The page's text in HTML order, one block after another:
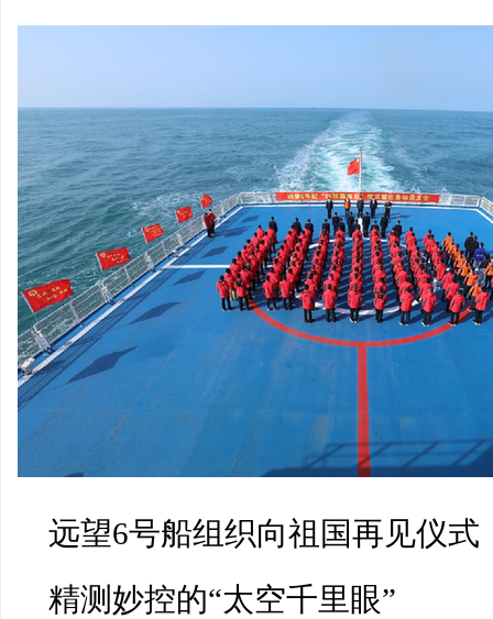
远望6号船组织向祖国再见仪式
精测妙控的“太空千里眼”